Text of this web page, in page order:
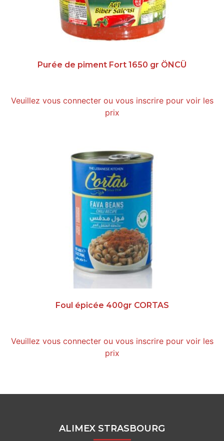
Purée de piment Fort 1650 gr ÖNCÜ
Veuillez vous connecter ou vous inscrire pour voir les
prix
Foul épicée 400gr CORTAS
Veuillez vous connecter ou vous inscrire pour voir les
prix
ALIMEX STRASBOURG